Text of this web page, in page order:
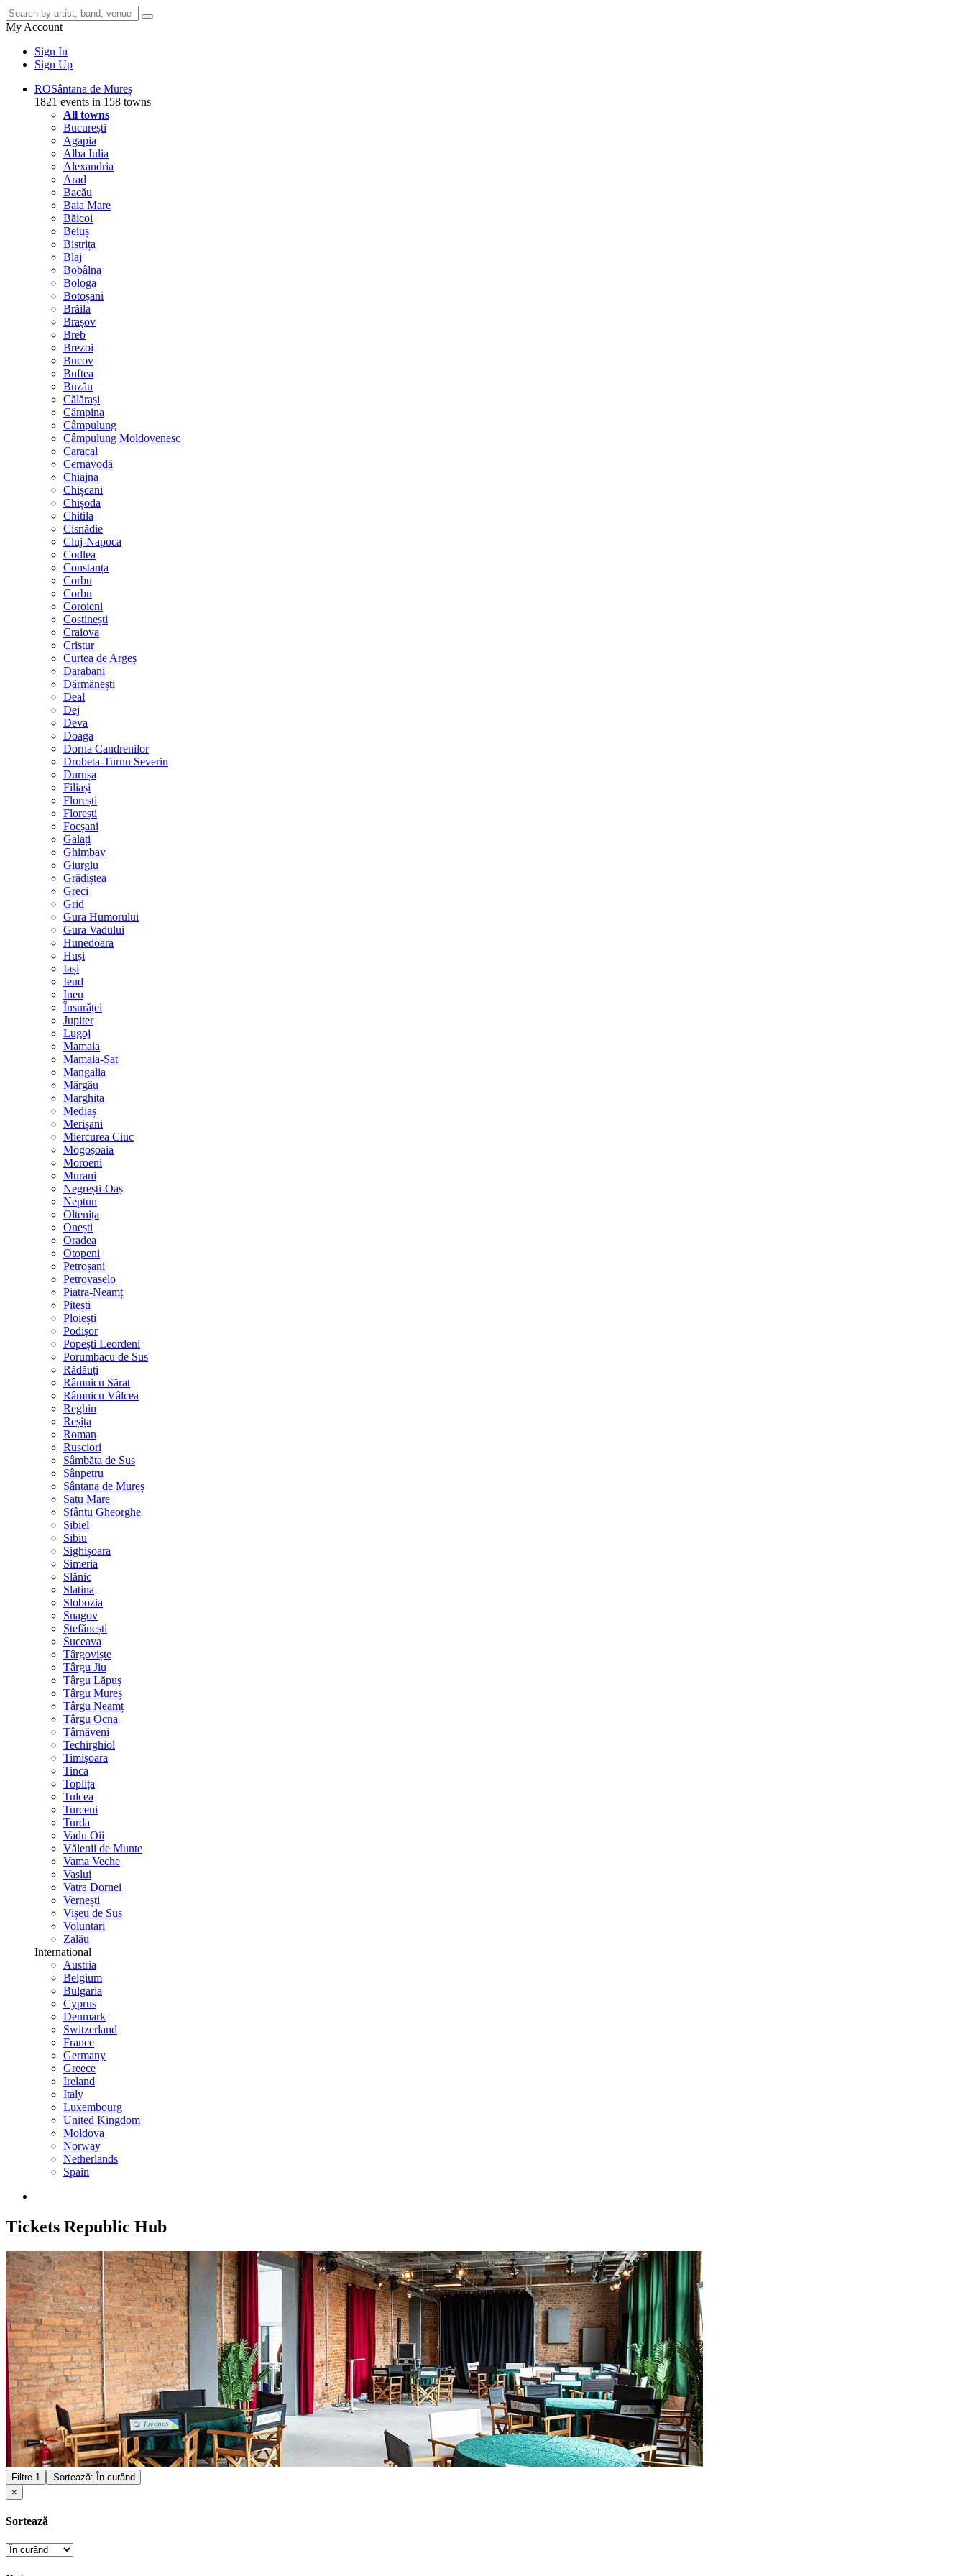
My Account
Sign In
Sign Up
ROSântana de Mureș
1821 events in 158 towns
All towns
București
Agapia
Alba Iulia
Alexandria
Arad
Bacău
Baia Mare
Băicoi
Beiuș
Bistrița
Blaj
Bobâlna
Bologa
Botoșani
Brăila
Brașov
Breb
Brezoi
Bucov
Buftea
Buzău
Călărași
Câmpina
Câmpulung
Câmpulung Moldovenesc
Caracal
Cernavodă
Chiajna
Chișcani
Chișoda
Chitila
Cisnădie
Cluj-Napoca
Codlea
Constanța
Corbu
Corbu
Coroieni
Costinești
Craiova
Cristur
Curtea de Argeș
Darabani
Dărmănești
Deal
Dej
Deva
Doaga
Dorna Candrenilor
Drobeta-Turnu Severin
Durușa
Filiași
Florești
Florești
Focșani
Galați
Ghimbav
Giurgiu
Grădiștea
Greci
Grid
Gura Humorului
Gura Vadului
Hunedoara
Huși
Iași
Ieud
Ineu
Însurăței
Jupiter
Lugoj
Mamaia
Mamaia-Sat
Mangalia
Mărgău
Marghita
Mediaș
Merișani
Miercurea Ciuc
Mogoșoaia
Moroeni
Murani
Negrești-Oaș
Neptun
Oltenița
Onești
Oradea
Otopeni
Petroșani
Petrovaselo
Piatra-Neamț
Pitești
Ploiești
Podișor
Popești Leordeni
Porumbacu de Sus
Rădăuți
Râmnicu Sărat
Râmnicu Vâlcea
Reghin
Reșița
Roman
Rusciori
Sâmbăta de Sus
Sânpetru
Sântana de Mureș
Satu Mare
Sfântu Gheorghe
Sibiel
Sibiu
Sighișoara
Simeria
Slănic
Slatina
Slobozia
Snagov
Ștefănești
Suceava
Târgoviște
Târgu Jiu
Târgu Lăpuș
Târgu Mureș
Târgu Neamț
Târgu Ocna
Târnăveni
Techirghiol
Timișoara
Tinca
Toplița
Tulcea
Turceni
Turda
Vadu Oii
Vălenii de Munte
Vama Veche
Vaslui
Vatra Dornei
Vernești
Vișeu de Sus
Voluntari
Zalău
International
Austria
Belgium
Bulgaria
Cyprus
Denmark
Switzerland
France
Germany
Greece
Ireland
Italy
Luxembourg
United Kingdom
Moldova
Norway
Netherlands
Spain
Tickets Republic Hub
Filtre 1
Sortează: În curând
×
Sortează